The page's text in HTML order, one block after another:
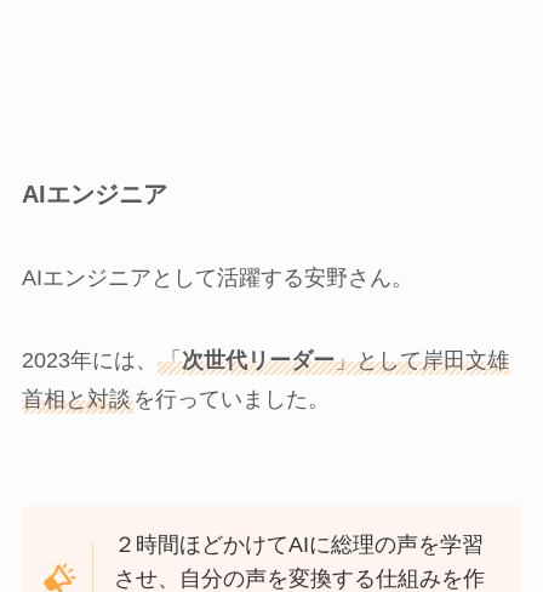
AIエンジニア
AIエンジニアとして活躍する安野さん。
2023年には、 「次世代リーダー」として岸田文雄
首相と対談を行っていました。
２時間ほどかけてAIに総理の声を学習
させ、自分の声を変換する仕組みを作